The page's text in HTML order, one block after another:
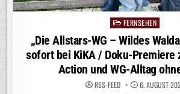
PostedFERNSEHEN
„Die Allstars-WG – Wildes
sofort bei KiKA / Doku-Premiere
Action und WG-Alltag
RSS-FEED 6. AUGUST